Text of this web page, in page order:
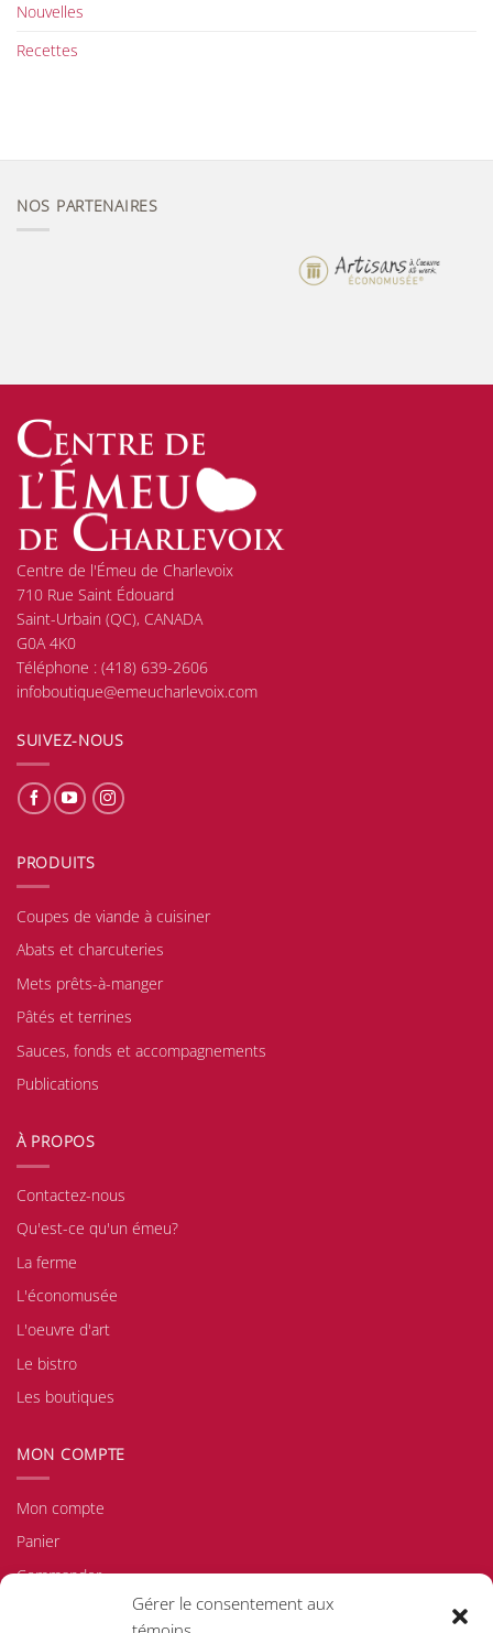
Gérer le consentement aux
Nouvelles
Recettes
NOS PARTENAIRES
Centre de l'Émeu de Charlevoix
710 Rue Saint Édouard
Saint-Urbain (QC), CANADA
G0A 4K0
Téléphone : (418) 639-2606
infoboutique@emeucharlevoix.com
SUIVEZ-NOUS
PRODUITS
Coupes de viande à cuisiner
Abats et charcuteries
Mets prêts-à-manger
Pâtés et terrines
Sauces, fonds et accompagnements
Publications
À PROPOS
Contactez-nous
Qu'est-ce qu'un émeu?
La ferme
L'économusée
L'oeuvre d'art
Le bistro
Les boutiques
MON COMPTE
Mon compte
Panier
Commander
Politique d'achat/de retour